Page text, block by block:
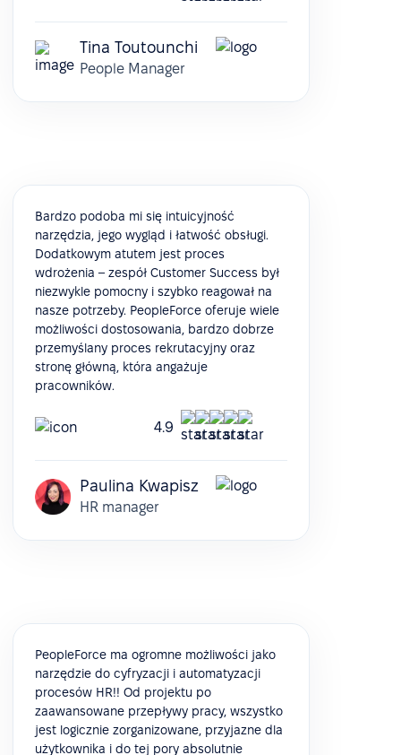
Tina Toutounchi
People Manager
Bardzo podoba mi się intuicyjność
narzędzia, jego wygląd i łatwość obsługi.
Dodatkowym atutem jest proces
wdrożenia – zespół Customer Success był
niezwykle pomocny i szybko reagował na
nasze potrzeby. PeopleForce oferuje wiele
możliwości dostosowania, bardzo dobrze
przemyślany proces rekrutacyjny oraz
stronę główną, która angażuje
pracowników.
4.9
Paulina Kwapisz
HR manager
PeopleForce ma ogromne możliwości jako
narzędzie do cyfryzacji i automatyzacji
procesów HR!! Od projektu po
zaawansowane przepływy pracy, wszystko
jest logicznie zorganizowane, przyjazne dla
użytkownika i do tej pory absolutnie